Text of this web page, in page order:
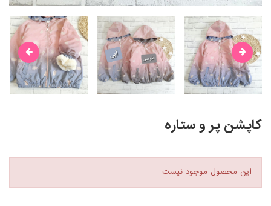
کاپشن پر و ستاره
این محصول موجود نیست.